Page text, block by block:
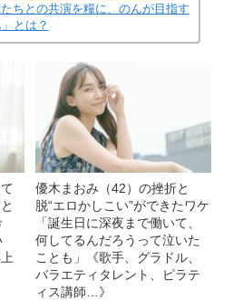
ちとの共演を糧に、のんが目指す
とは？
優木まおみ（42）の挫折と
脱“エロかしこい”ができたワケ
「誕生日に深夜まで働いて、
何してるんだろうって泣いた
ことも」《歌手、グラドル、
バラエティタレント、ピラテ
ィス講師…》